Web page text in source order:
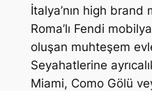
İtalya’nın high brand
Roma’lı Fendi
oluşan muhteşem
Seyahatlerine
Miami, Como Gölü